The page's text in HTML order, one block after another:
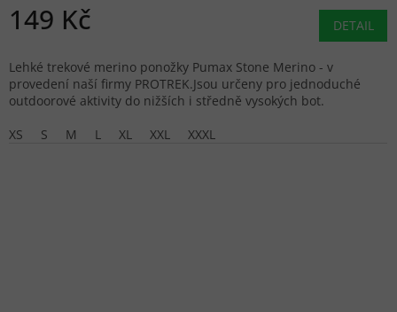
149 Kč DETAIL
Lehké trekové merino ponožky Pumax Stone Merino - v
provedení naší firmy PROTREK.Jsou určeny pro jednoduché
outdoorové aktivity do nižších i středně vysokých bot.
XS
S M L XL XXL XXXL